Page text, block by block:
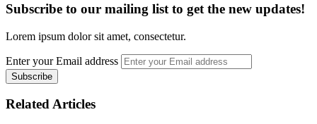
Subscribe to our mailing list to get the new updates!
Lorem ipsum dolor sit amet, consectetur.
Enter your Email address
Related Articles